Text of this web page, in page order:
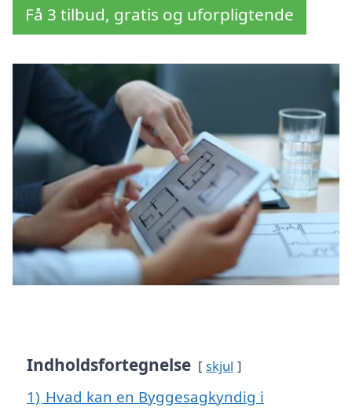
Få 3 tilbud, gratis og uforpligtende
Indholdsfortegnelse skjul
1) Hvad kan en Byggesagkyndig i